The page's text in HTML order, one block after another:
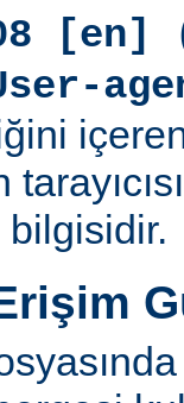
[en]
bilgisidir.